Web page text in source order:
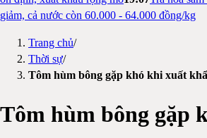
giảm, cả nước còn 60.000 - 64.000 đồng/kg
Trang chủ/
Thời sự/
Tôm hùm bông gặp khó khi xuất
Tôm hùm bông gặp